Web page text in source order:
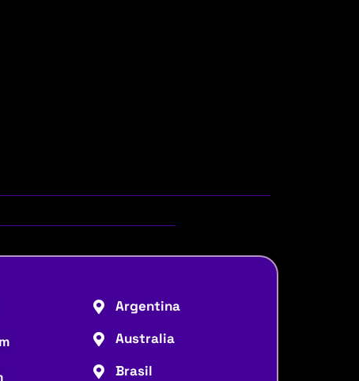
Argentina
Australia
Brasil